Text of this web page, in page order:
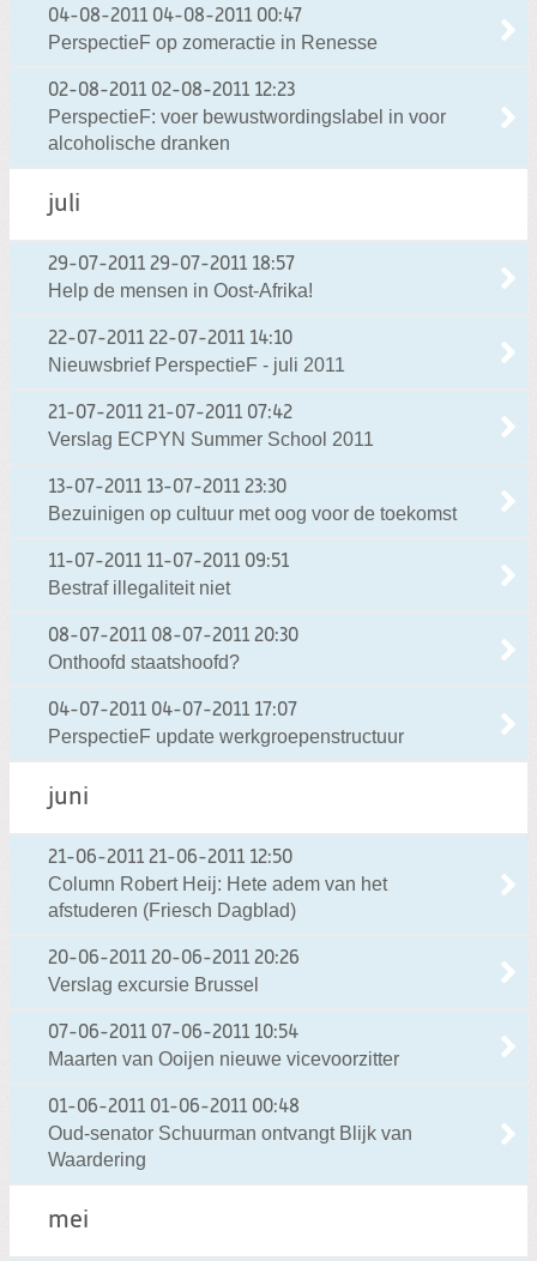
04-08-2011 04-08-2011 00:47
PerspectieF op zomeractie in Renesse
02-08-2011 02-08-2011 12:23
PerspectieF: voer bewustwordingslabel in voor
alcoholische dranken
juli
29-07-2011 29-07-2011 18:57
Help de mensen in Oost-Afrika!
22-07-2011 22-07-2011 14:10
Nieuwsbrief PerspectieF - juli 2011
21-07-2011 21-07-2011 07:42
Verslag ECPYN Summer School 2011
13-07-2011 13-07-2011 23:30
Bezuinigen op cultuur met oog voor de toekomst
11-07-2011 11-07-2011 09:51
Bestraf illegaliteit niet
08-07-2011 08-07-2011 20:30
Onthoofd staatshoofd?
04-07-2011 04-07-2011 17:07
PerspectieF update werkgroepenstructuur
juni
21-06-2011 21-06-2011 12:50
Column Robert Heij: Hete adem van het
afstuderen (Friesch Dagblad)
20-06-2011 20-06-2011 20:26
Verslag excursie Brussel
07-06-2011 07-06-2011 10:54
Maarten van Ooijen nieuwe vicevoorzitter
01-06-2011 01-06-2011 00:48
Oud-senator Schuurman ontvangt Blijk van
Waardering
mei